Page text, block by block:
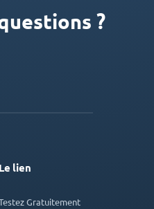
?
Le lien
Gratuitement